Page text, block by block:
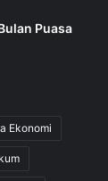
Puasa
Ekonomi